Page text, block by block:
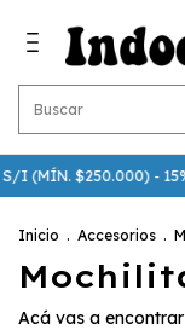
- 15%OFF
Inicio . Accesorios .
Acá vas a